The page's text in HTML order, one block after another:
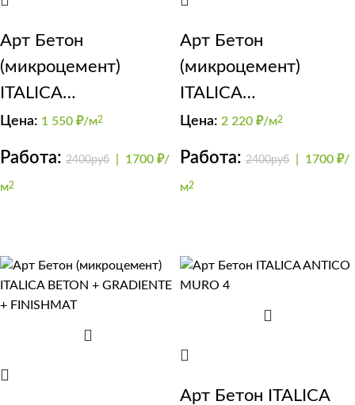
Арт Бетон
(микроцемент)
ITALICA
SuperCEMENTO
Цена: 1 550 ₽/м2
Работа: 2400руб 1700 ₽/
м2
Арт Бетон
(микроцемент)
ITALICA
SuperCemento
Цена: 2 220 ₽/м2
Работа: 2400руб 1700 ₽/
м2
Арт Бетон ITALICA